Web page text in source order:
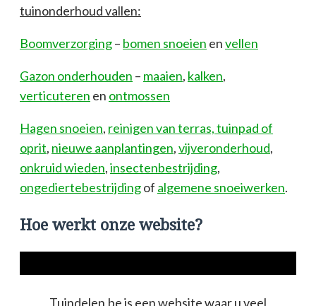
tuinonderhoud vallen:
Boomverzorging– bomen snoeien envellen
Gazon onderhouden – maaien, kalken,
verticuteren en ontmossen
Hagen snoeien, reinigen van terras, tuinpad of
oprit, nieuwe aanplantingen,vijveronderhoud,
onkruid wieden,insectenbestrijding,
ongediertebestrijdingof algemene snoeiwerken.
Hoe werkt onze website?
Tuindelen.be is een website waar u veel